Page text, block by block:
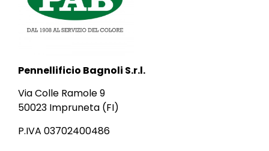
Pennellificio Bagnoli S.r.l.
Via Colle Ramole 9
50023 Impruneta (FI)
P.IVA 03702400486